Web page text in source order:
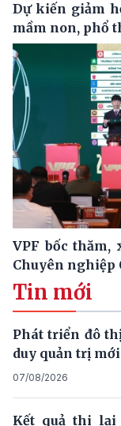
Dự kiến giảm
mầm non, phổ
VPF bốc thăm,
Chuyên nghiệp
Tin mới
Phát triển đô
duy quản trị mới
07/08/2026
Kết quả thi lại